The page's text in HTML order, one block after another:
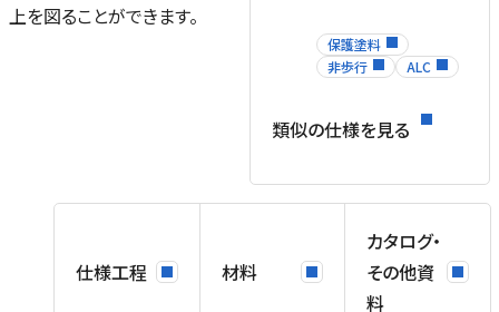
上を図ることができます。
保護塗料
非歩行
ALC
類似の仕様を見る
仕様工程 材料
カタログ・
その他資
料